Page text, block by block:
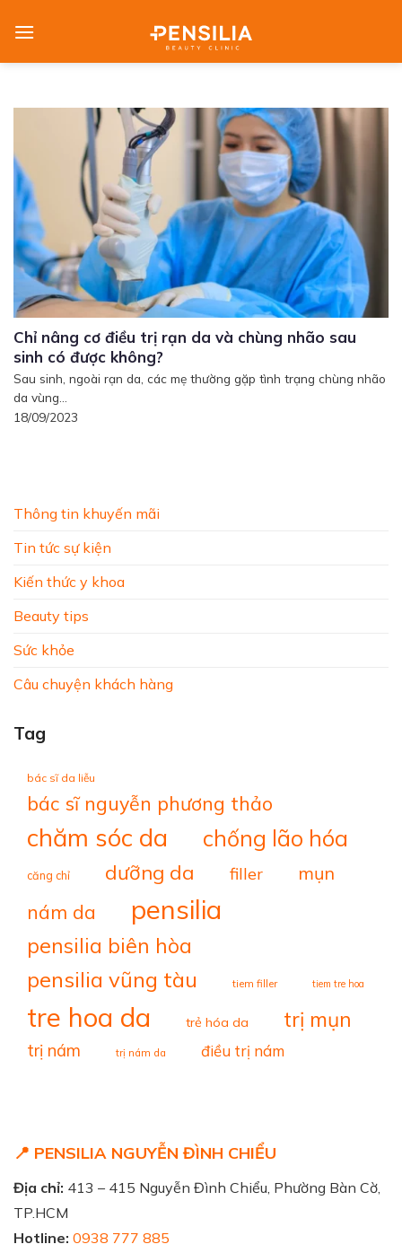
Thông tin khuyến mãi
Tin tức sự kiện
Kiến thức y khoa
Beauty tips
Sức khỏe
Câu chuyện khách hàng
Tag
bác sĩ da liễu
bác sĩ nguyễn phương thảo
chăm sóc da chống lão hóa
căng chỉ dưỡng da filler mụn
nám da pensilia
pensilia biên hòa
pensilia vũng tàu tiem filler tiem tre hoa
tre hoa da trẻ hóa da trị mụn
trị nám trị nám da điều trị nám
Chỉ nâng cơ điều trị rạn da và chùng nhão sau
sinh có được không?
Sau sinh, ngoài rạn da, các mẹ thường gặp tình trạng chùng nhão
da vùng...
18/09/2023
📍 PENSILIA NGUYỄN ĐÌNH CHIỂU
Địa chỉ: 413 – 415 Nguyễn Đình Chiểu, Phường Bàn Cờ,
TP.HCM
Hotline: 0938 777 885